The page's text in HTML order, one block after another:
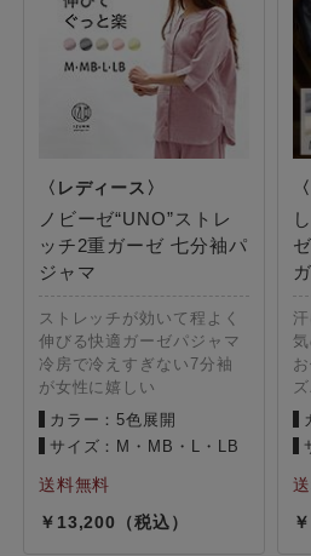
ノビーゼ“UNO”ストレ
ッチ2重ガーゼ 七分袖パ
ジャマ
ストレッチが効いて程よく
伸びる快適ガーゼパジャマ
冷房で冷えすぎない7分袖
が女性に嬉しい
カラー：5色展開
サイズ：M・MB・L・LB
13,200